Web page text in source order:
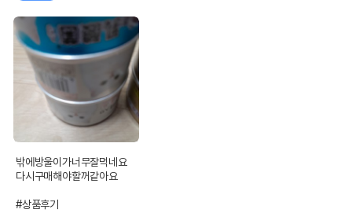
밖에방울이가너무잘먹네요
다시구매해야할꺼같아요
#상품후기